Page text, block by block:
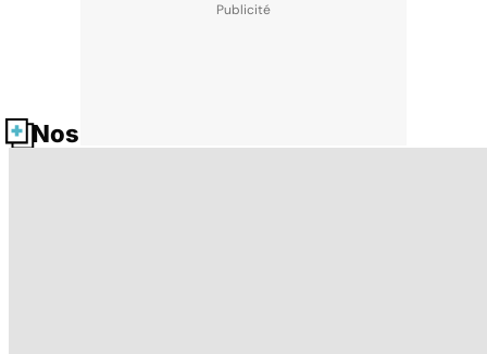
Nos fiches santé